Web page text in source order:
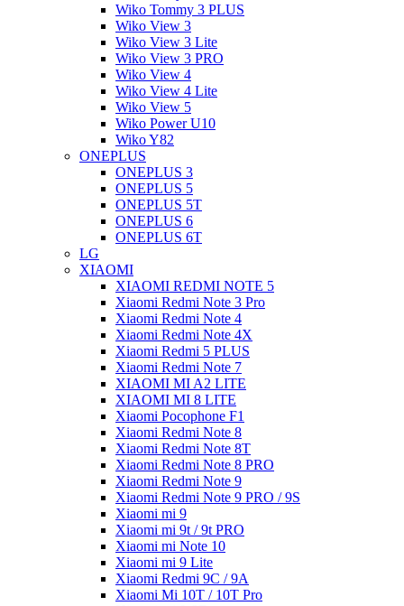
Wiko Tommy 3 PLUS
Wiko View 3
Wiko View 3 Lite
Wiko View 3 PRO
Wiko View 4
Wiko View 4 Lite
Wiko View 5
Wiko Power U10
Wiko Y82
ONEPLUS
ONEPLUS 3
ONEPLUS 5
ONEPLUS 5T
ONEPLUS 6
ONEPLUS 6T
LG
XIAOMI
XIAOMI REDMI NOTE 5
Xiaomi Redmi Note 3 Pro
Xiaomi Redmi Note 4
Xiaomi Redmi Note 4X
Xiaomi Redmi 5 PLUS
Xiaomi Redmi Note 7
XIAOMI MI A2 LITE
XIAOMI MI 8 LITE
Xiaomi Pocophone F1
Xiaomi Redmi Note 8
Xiaomi Redmi Note 8T
Xiaomi Redmi Note 8 PRO
Xiaomi Redmi Note 9
Xiaomi Redmi Note 9 PRO / 9S
Xiaomi mi 9
Xiaomi mi 9t / 9t PRO
Xiaomi mi Note 10
Xiaomi mi 9 Lite
Xiaomi Redmi 9C / 9A
Xiaomi Mi 10T / 10T Pro